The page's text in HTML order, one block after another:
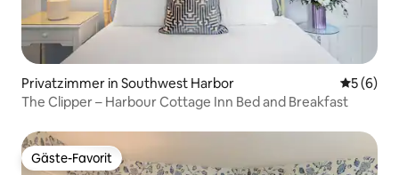
Privatzimmer in Southwest Harbor
5 (6)
The Clipper – Harbour Cottage Inn Bed and Breakfast
Gäste-Favorit
Gäste-Favorit